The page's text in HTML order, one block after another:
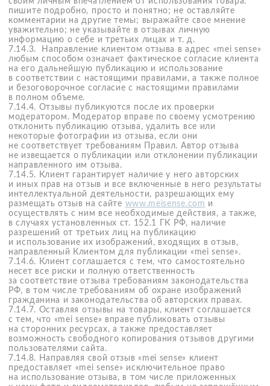
7.14.23. "mei sense" оставляет за собой право
на частичное удаление текста отзыва, а также
прикрепленных к нему фотоматериалов при
осуществлении его модерации. Нецензурные
и запрещенные слова, и фразы могут быть
заменены графическими знаками или схожими
по смыслу формулировками при модерации
отзыва. Автор отзыва не извещается о модерации/
изменении части отзыва.
О НАС ИНФОРМАЦИЯ
© 2026, Все права защищены
ООО ‘РИДА КОСМЕТИКС’
ИНН: 7736269892
О проекте
Каталог
Контакты
Electron Cosmetics
Доставка
Возврат
Способы оплаты
Стать партнером
Документы